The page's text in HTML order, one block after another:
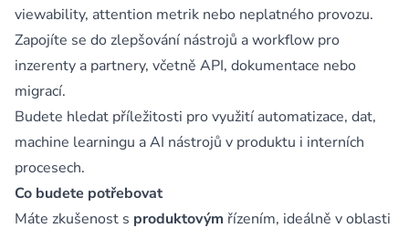
viewability, attention metrik nebo neplatného provozu.
Zapojíte se do zlepšování nástrojů a workflow pro
inzerenty a partnery, včetně API, dokumentace nebo
migrací.
Budete hledat příležitosti pro využití automatizace, dat,
machine learningu a AI nástrojů v produktu i interních
procesech.
Co budete potřebovat
Máte zkušenost s produktovým řízením, ideálně v oblasti